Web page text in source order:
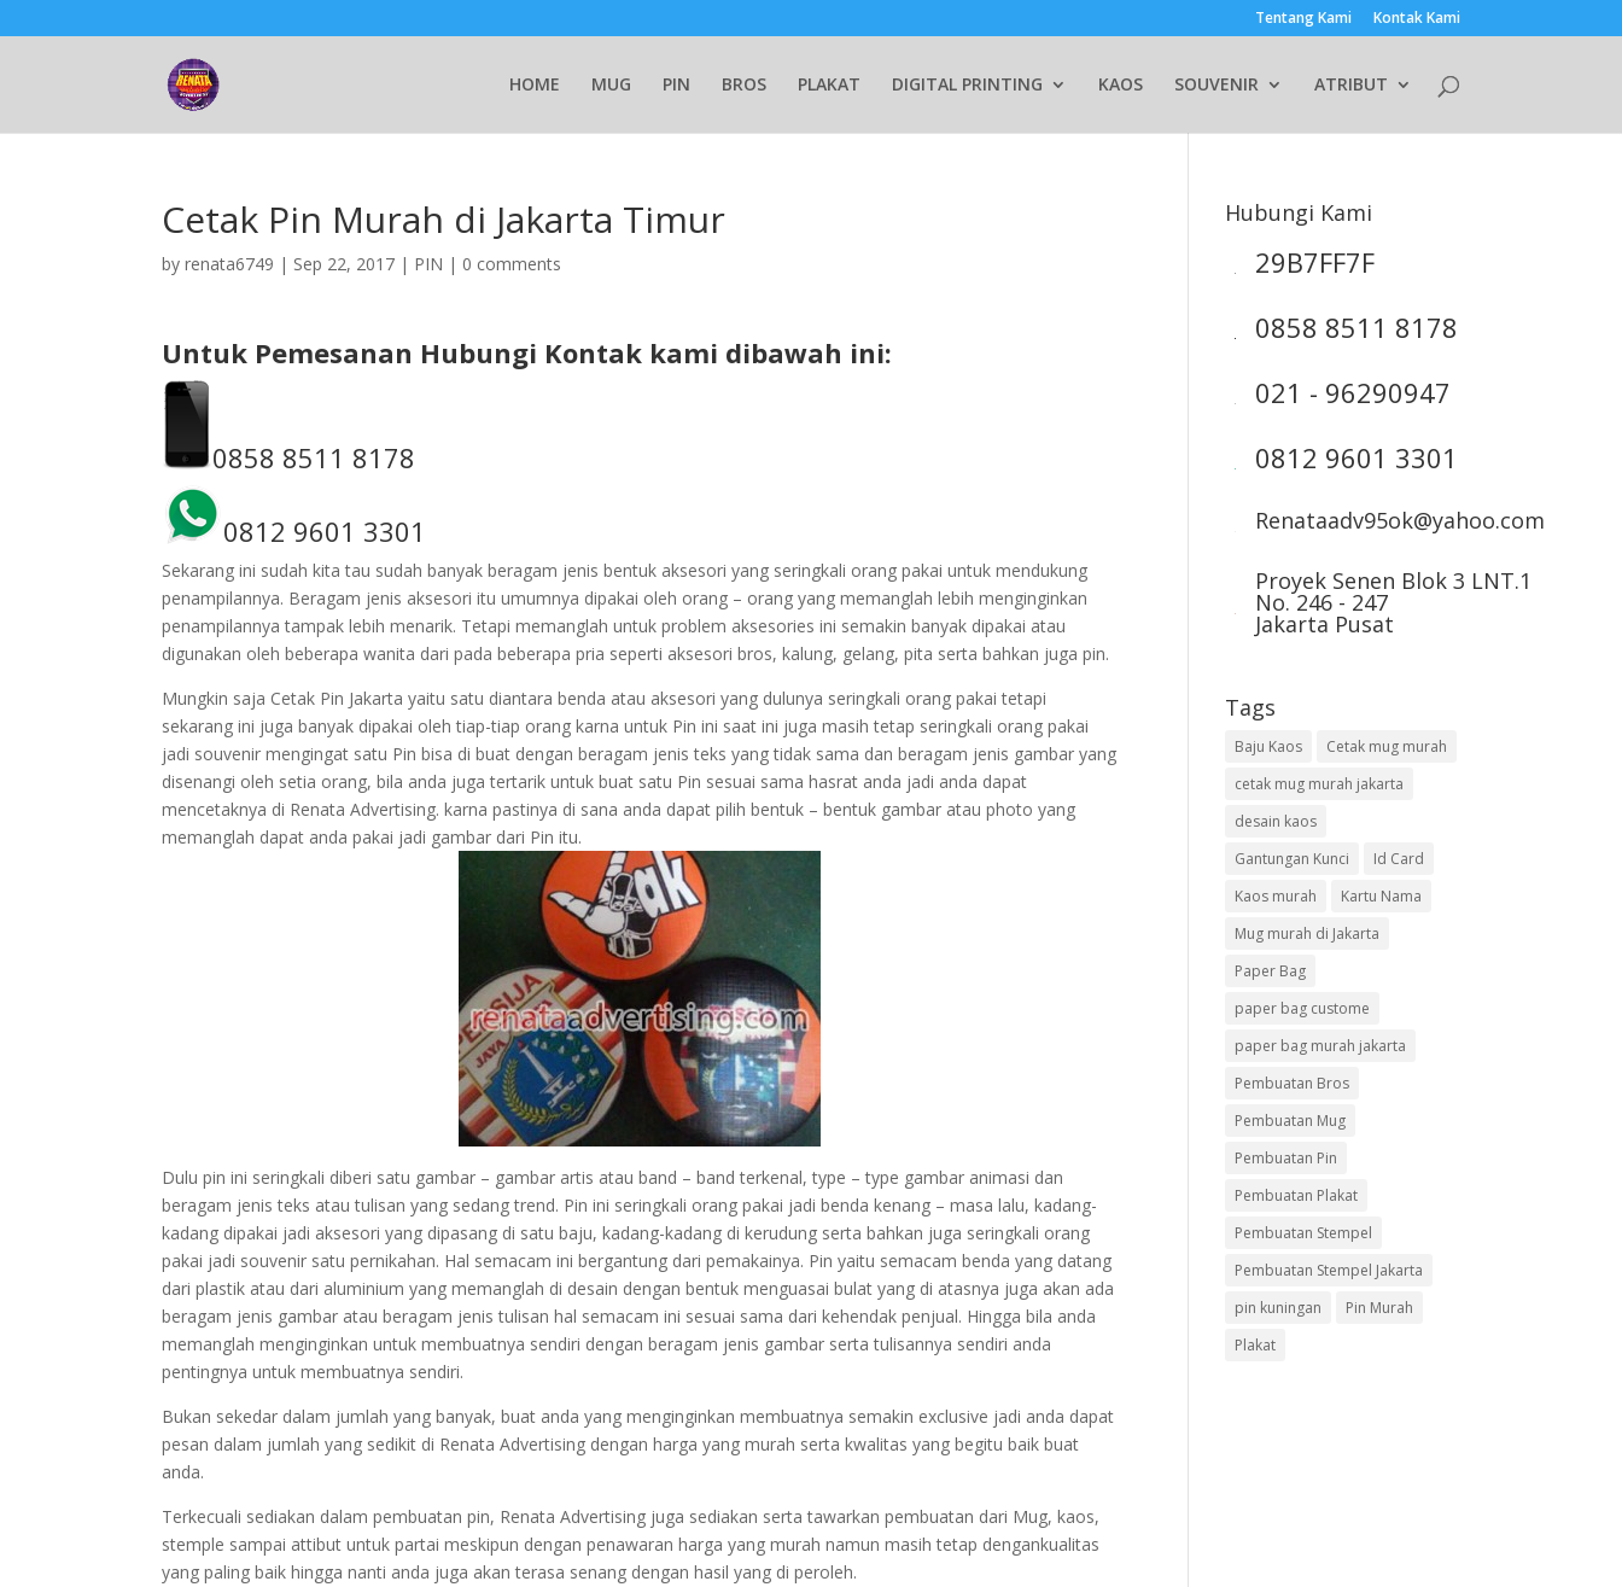
Tentang Kami Kontak Kami
HOME MUG PIN BROS PLAKAT DIGITAL PRINTING KAOS SOUVENIR ATRIBUT
Cetak Pin Murah di Jakarta Timur
byrenata6749 | Sep 22, 2017 | PIN | 0 comments
Untuk Pemesanan Hubungi Kontak kami dibawah ini:
0858 8511 8178
0812 9601 3301
Sekarang ini sudah kita tau sudah banyak beragam jenis bentuk aksesori yang seringkali orang pakai untuk mendukung
penampilannya. Beragam jenis aksesori itu umumnya dipakai oleh orang – orang yang memanglah lebih menginginkan
penampilannya tampak lebih menarik. Tetapi memanglah untuk problem aksesories ini semakin banyak dipakai atau
digunakan oleh beberapa wanita dari pada beberapa pria seperti aksesori bros, kalung, gelang, pita serta bahkan juga pin.
Mungkin saja Cetak Pin Jakarta yaitu satu diantara benda atau aksesori yang dulunya seringkali orang pakai tetapi
sekarang ini juga banyak dipakai oleh tiap-tiap orang karna untuk Pin ini saat ini juga masih tetap seringkali orang pakai
jadi souvenir mengingat satu Pin bisa di buat dengan beragam jenis teks yang tidak sama dan beragam jenis gambar yang
disenangi oleh setia orang, bila anda juga tertarik untuk buat satu Pin sesuai sama hasrat anda jadi anda dapat
mencetaknya di Renata Advertising. karna pastinya di sana anda dapat pilih bentuk – bentuk gambar atau photo yang
memanglah dapat anda pakai jadi gambar dari Pin itu.
Dulu pin ini seringkali diberi satu gambar – gambar artis atau band – band terkenal, type – type gambar animasi dan
beragam jenis teks atau tulisan yang sedang trend. Pin ini seringkali orang pakai jadi benda kenang – masa lalu, kadang-
kadang dipakai jadi aksesori yang dipasang di satu baju, kadang-kadang di kerudung serta bahkan juga seringkali orang
pakai jadi souvenir satu pernikahan. Hal semacam ini bergantung dari pemakainya. Pin yaitu semacam benda yang datang
dari plastik atau dari aluminium yang memanglah di desain dengan bentuk menguasai bulat yang di atasnya juga akan ada
beragam jenis gambar atau beragam jenis tulisan hal semacam ini sesuai sama dari kehendak penjual. Hingga bila anda
memanglah menginginkan untuk membuatnya sendiri dengan beragam jenis gambar serta tulisannya sendiri anda
pentingnya untuk membuatnya sendiri.
Bukan sekedar dalam jumlah yang banyak, buat anda yang menginginkan membuatnya semakin exclusive jadi anda dapat
pesan dalam jumlah yang sedikit di Renata Advertising dengan harga yang murah serta kwalitas yang begitu baik buat
anda.
Terkecuali sediakan dalam pembuatan pin, Renata Advertising juga sediakan serta tawarkan pembuatan dari Mug, kaos,
stemple sampai attibut untuk partai meskipun dengan penawaran harga yang murah namun masih tetap dengankualitas
yang paling baik hingga nanti anda juga akan terasa senang dengan hasil yang di peroleh.
Hubungi Kami
29B7FF7F
0858 8511 8178
021 - 96290947
0812 9601 3301
Renataadv95ok@yahoo.com
Proyek Senen Blok 3 LNT.1
No. 246 - 247
Jakarta Pusat
Tags
Baju Kaos
Cetak mug murah
cetak mug murah jakarta
desain kaos
Gantungan Kunci
Id Card
Kaos murah
Kartu Nama
Mug murah di Jakarta
Paper Bag
paper bag custome
paper bag murah jakarta
Pembuatan Bros
Pembuatan Mug
Pembuatan Pin
Pembuatan Plakat
Pembuatan Stempel
Pembuatan Stempel Jakarta
pin kuningan
Pin Murah
Plakat